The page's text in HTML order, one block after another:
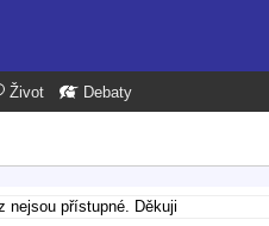
Život Debaty
nejsou přístupné. Děkuji